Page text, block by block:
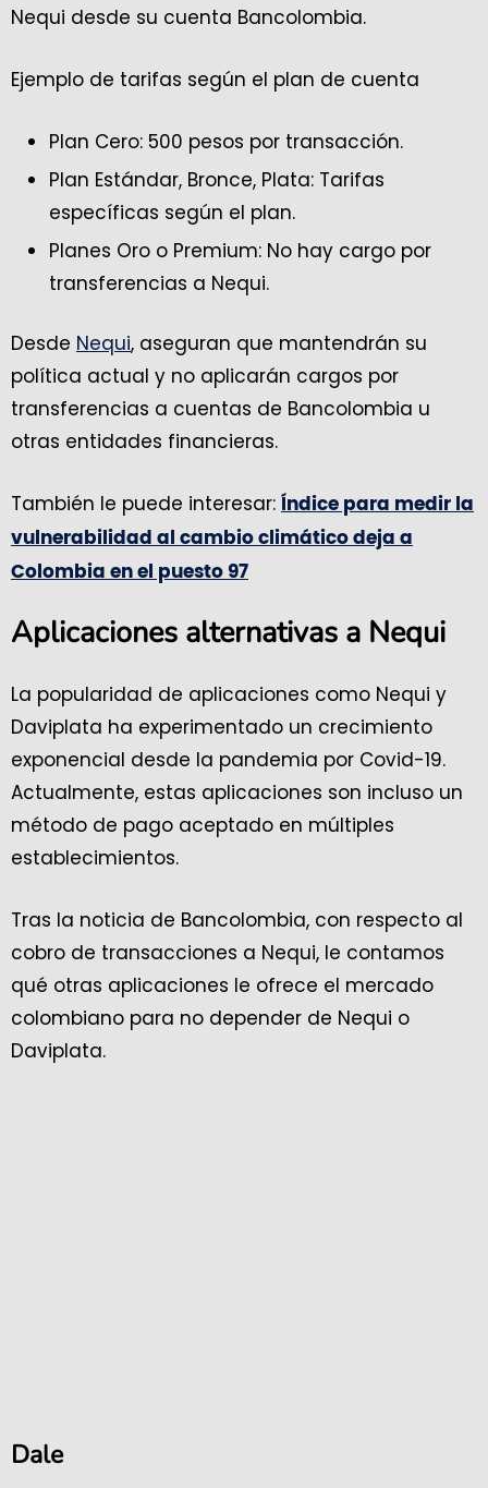
Nequi desde su cuenta Bancolombia.
Ejemplo de tarifas según el plan de cuenta
Plan Cero: 500 pesos por transacción.
Plan Estándar, Bronce, Plata: Tarifas
específicas según el plan.
Planes Oro o Premium: No hay cargo por
transferencias a Nequi.
Desde Nequi, aseguran que mantendrán su
política actual y no aplicarán cargos por
transferencias a cuentas de Bancolombia u
otras entidades financieras.
También le puede interesar:
Índice para medir la
vulnerabilidad al cambio climático deja a
Colombia en el puesto 97
Aplicaciones alternativas a Nequi
La popularidad de aplicaciones como Nequi y
Daviplata ha experimentado un crecimiento
exponencial desde la pandemia por Covid-19.
Actualmente, estas aplicaciones son incluso un
método de pago aceptado en múltiples
establecimientos.
Tras la noticia de Bancolombia, con respecto al
cobro de transacciones a Nequi, le contamos
qué otras aplicaciones le ofrece el mercado
colombiano para no depender de Nequi o
Daviplata.
Dale